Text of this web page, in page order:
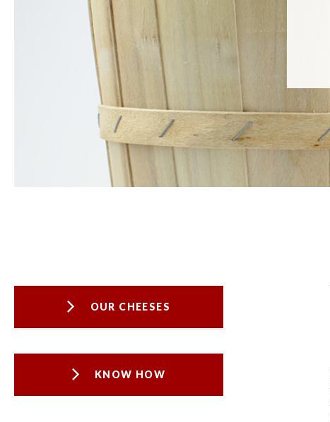
OUR CHEESES
KNOW HOW